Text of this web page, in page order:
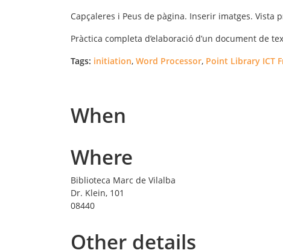
Capçaleres i Peus de pàgina. Inserir imatges. Vista
Pràctica completa d’elaboració d’un document de
Tags: initiation, Word Processor, Point Library ICT
When
Where
Biblioteca Marc de Vilalba
Dr. Klein, 101
08440
Other details